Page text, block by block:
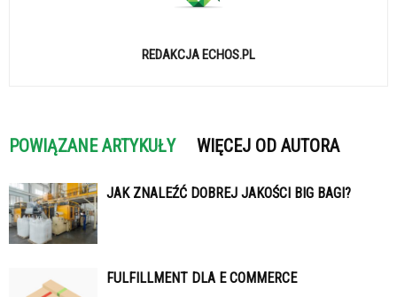
REDAKCJA ECHOS.PL
POWIĄZANE ARTYKUŁY WIĘCEJ OD AUTORA
JAK ZNALEŹĆ DOBREJ JAKOŚCI BIG BAGI?
FULFILLMENT DLA E COMMERCE